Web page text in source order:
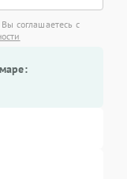
соглашаетесь с